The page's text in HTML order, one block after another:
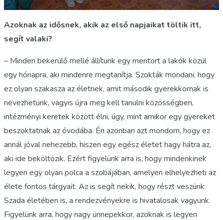
Azoknak az idősnek, akik az első napjaikat töltik itt,
segít valaki?
– Minden bekerülő mellé állítunk egy mentort a lakók közül
egy hónapra, aki mindenre megtanítja. Szokták mondani, hogy
ez olyan szakasza az életnek, amit második gyerekkornak is
nevezhetünk, vagyis újra meg kell tanulni közösségben,
intézményi keretek között élni, úgy, mint amikor egy gyereket
beszoktatnak az óvodába. Én azonban azt mondom, hogy ez
annál jóval nehezebb, hiszen egy egész életet hagy hátra az,
aki ide beköltözik. Ezért figyelünk arra is, hogy mindenkinek
legyen egy olyan polca a szobájában, amelyen elhelyezheti az
élete fontos tárgyait. Az is segít nekik, hogy részt veszünk
Szada életében is, a rendezvényekre is hivatalosak vagyunk.
Figyelünk arra, hogy nagy ünnepekkor, azoknak is legyen